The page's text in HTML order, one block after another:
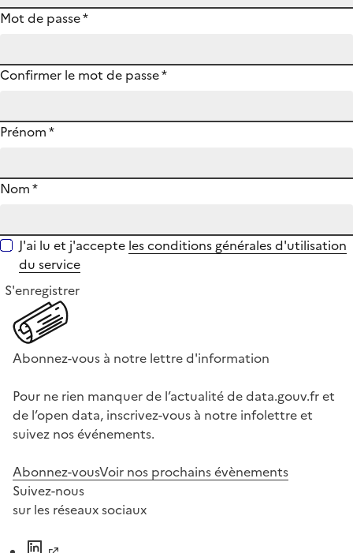
Mot de passe*
Confirmer le mot de passe*
Prénom*
Nom*
J'ai lu et j'accepte les conditions générales d'utilisation
du service
S'enregistrer
Abonnez-vous à notre lettre d'information
Pour ne rien manquer de l’actualité de data.gouv.fr et
de l’open data, inscrivez-vous à notre infolettre et
suivez nos événements.
Abonnez-vousVoir nos prochains évènements
Suivez-nous
sur les réseaux sociaux